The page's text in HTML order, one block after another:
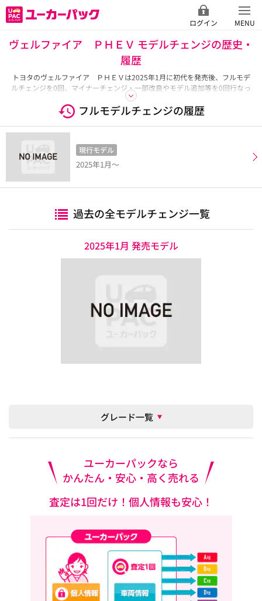
ログイン MENU
ヴェルファイア ＰＨＥＶ モデルチェンジの歴史・
履歴
トヨタのヴェルファイア ＰＨＥＶは2025年1月に初代を発売後、フルモデ
ルチェンジを0回、マイナーチェンジ・一部改良やモデル追加等を0回行なっ
ており、最新モデルは2025年1月発売モデルです。ここではヴェルファイア
ＰＨＥＶのこれまでのモデルチェンジの履歴とモデルごとの全グレード一覧
フルモデルチェンジの履歴
現行モデル
2025年1月～
過去の全モデルチェンジ一覧
2025年1月 発売モデル
グレード一覧
ユーカーパックなら
かんたん・安心・高く売れる
査定は1回だけ！個人情報も安心！